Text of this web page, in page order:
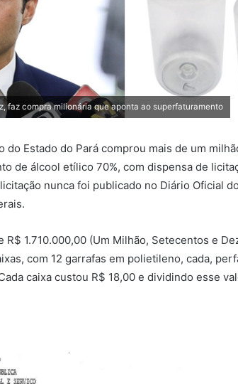
faz compra milionária que aponta ao superfaturamento
do Estado do Pará comprou mais de um
de álcool etílico 70%, com dispensa de
nunca foi publicado no Diário Oficial
R$ 1.710.000,00 (Um Milhão, Setecentos e
com 12 garrafas em polietileno, cada,
caixa custou R$ 18,00 e dividindo esse